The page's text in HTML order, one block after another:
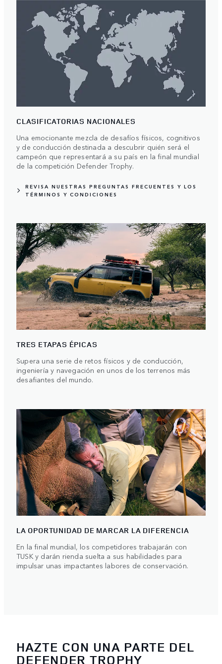
CLASIFICATORIAS NACIONALES
Una emocionante mezcla de desafíos físicos, cognitivos
y de conducción destinada a descubrir quién será el
campeón que representará a su país en la final mundial
de la competición Defender Trophy.
REVISA NUESTRAS PREGUNTAS FRECUENTES Y LOS
TÉRMINOS Y CONDICIONES
TRES ETAPAS ÉPICAS
Supera una serie de retos físicos y de conducción,
ingeniería y navegación en unos de los terrenos más
desafiantes del mundo.
LA OPORTUNIDAD DE MARCAR LA DIFERENCIA
En la final mundial, los competidores trabajarán con
TUSK y darán rienda suelta a sus habilidades para
impulsar unas impactantes labores de conservación.
HAZTE CON UNA PARTE DEL
DEFENDER TROPHY